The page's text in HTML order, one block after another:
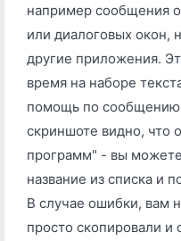
например сообщения
или диалоговых окон,
другие приложения.
время на наборе
помощь по сообщению
скриншоте видно, что
программ" - вы
название из списка и
В случае ошибки, вам
просто скопировали и